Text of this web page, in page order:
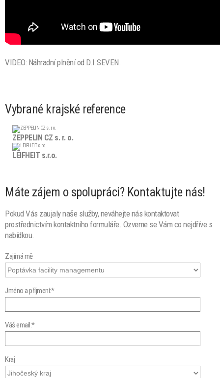
VIDEO: Náhradní plnění od D.I.SEVEN.
Vybrané krajské reference
ZEPPELIN CZ s. r. o.
LEIFHEIT s.r.o.
Máte zájem o spolupráci? Kontaktujte nás!
Pokud Vás zaujaly naše služby, neváhejte nás kontaktovat
prostřednictvím kontaktního formuláře. Ozveme se Vám co nejdříve s
nabídkou.
Zajímá mě
Jméno a příjmení:*
Váš email:*
Kraj